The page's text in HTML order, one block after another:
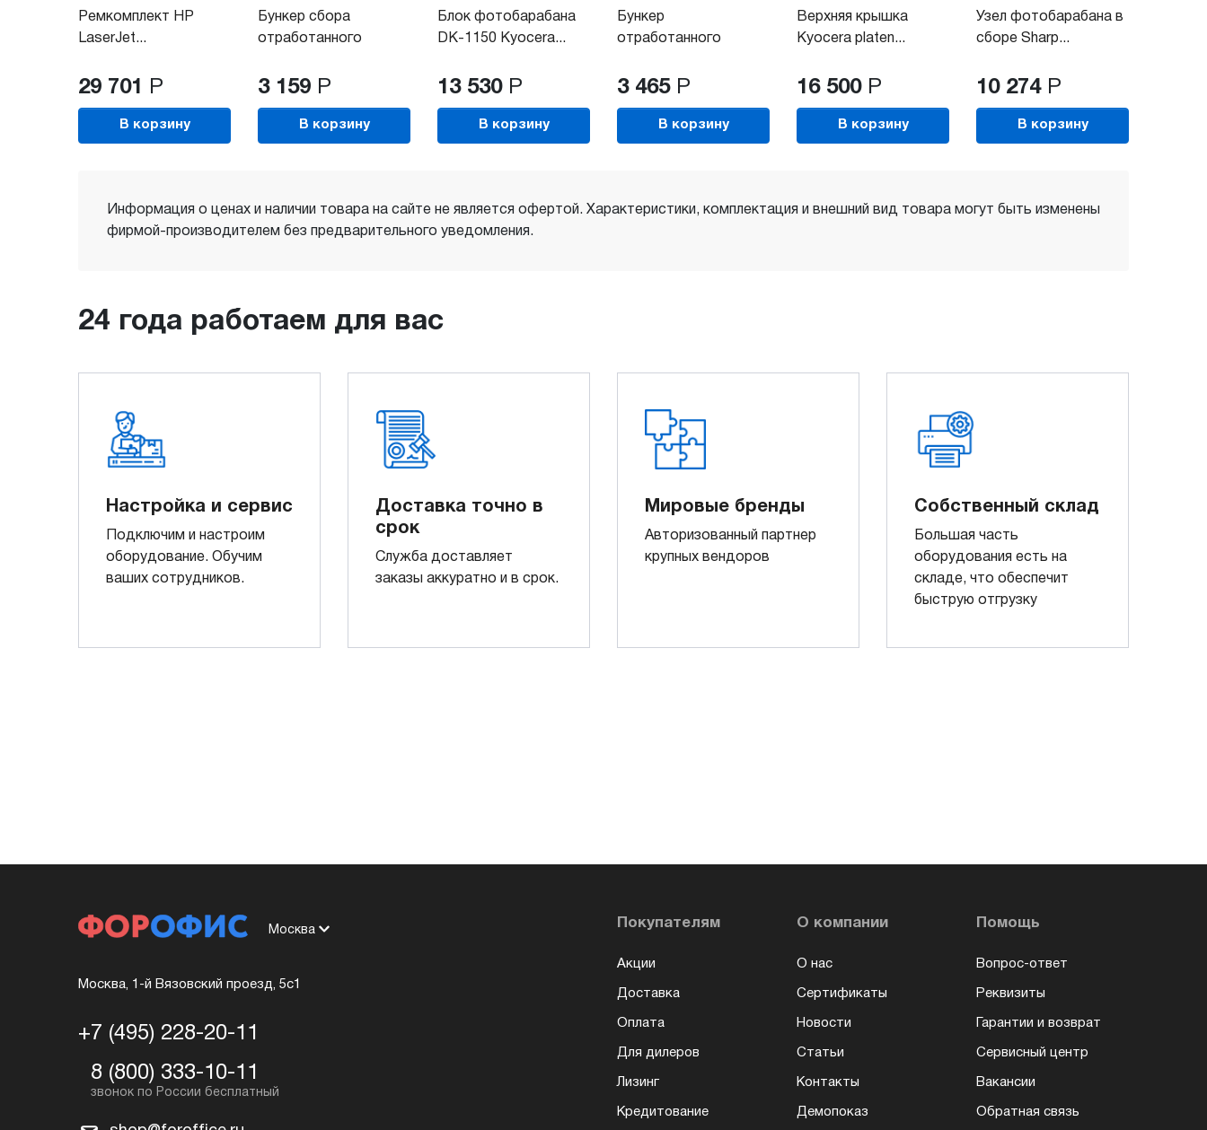
Ремкомплект HP
LaserJet...
29 701 Р
В корзину
Бункер сбора
отработанного
3 159 Р
В корзину
Блок фотобарабана
DK-1150 Kyocera...
13 530 Р
В корзину
Бункер
отработанного
3 465 Р
В корзину
Верхняя крышка
Kyocera platen...
16 500 Р
В корзину
Узел фотобарабана в
сборе Sharp...
10 274 Р
В корзину
Информация о ценах и наличии товара на сайте не является офертой. Характеристики, комплектация и внешний вид товара могут быть изменены
фирмой-производителем без предварительного уведомления.
24 года работаем для вас
Настройка и сервис
Подключим и настроим
оборудование. Обучим
ваших сотрудников.
Доставка точно в
срок
Служба доставляет
заказы аккуратно и в срок.
Мировые бренды
Авторизованный партнер
крупных вендоров
Собственный склад
Большая часть
оборудования есть на
складе, что обеспечит
быструю отгрузку
Москва
Москва, 1-й Вязовский проезд, 5с1
+7 (495) 228-20-11
8 (800) 333-10-11
Покупателям
Акции
Доставка
Оплата
Для дилеров
Лизинг
Кредитование
О компании
О нас
Сертификаты
Новости
Статьи
Контакты
Демопоказ
Помощь
Вопрос-ответ
Реквизиты
Гарантии и возврат
Сервисный центр
Вакансии
Обратная связь